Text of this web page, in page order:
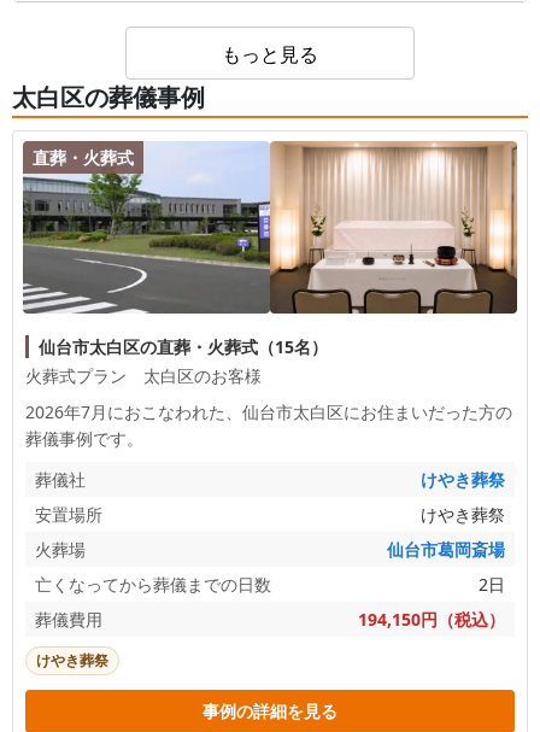
この度は、けやき葬祭にお任せいただき、誠にあり
がとうございました。 火葬を終えられ、少しずつ
お疲れが出てくる頃かと思います。慌ただしい数日
間だったことと存じますが、どうかご無理をなさら
ずお身体を大切になさってください。 ご葬儀後の
お手続きや法要の準備など、分からないことやお困
りごとがございましたら、いつでもお気軽にご連絡
ください。私どもでお力になれることがございまし
たら、精一杯お手伝いさせていただきます。 故人
様との大切なお別れのお時間をお手伝いできました
こと、スタッフ一同心より感謝しております。 今
後ともどうぞよろしくお願いいたします。このたび
は誠にありがとうございました。
もっと見る
太白区の葬儀事例
直葬・火葬式
仙台市太白区の直葬・火葬式（15名）
火葬式プラン 太白区のお客様
2026年7月におこなわれた、 仙台市太白区にお住まいだった方の
葬儀事例です。
葬儀社
けやき葬祭
安置場所
けやき葬祭
火葬場
仙台市葛岡斎場
亡くなってから葬儀までの日数
2日
葬儀費用
194,150円（税込）
けやき葬祭
事例の詳細を見る